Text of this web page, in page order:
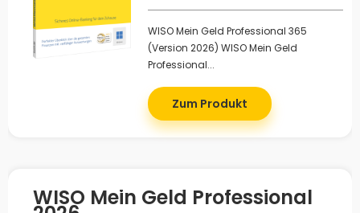
WISO Mein Geld Professional 365
(Version 2026) WISO Mein Geld
Professional...
Zum Produkt
WISO Mein Geld Professional